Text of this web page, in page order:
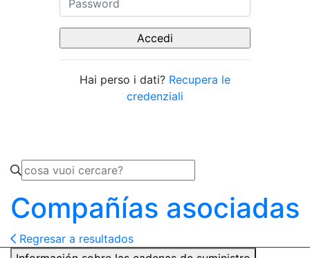
Hai perso i dati? Recupera le
credenziali
Compañías asociadas
Regresar a resultados